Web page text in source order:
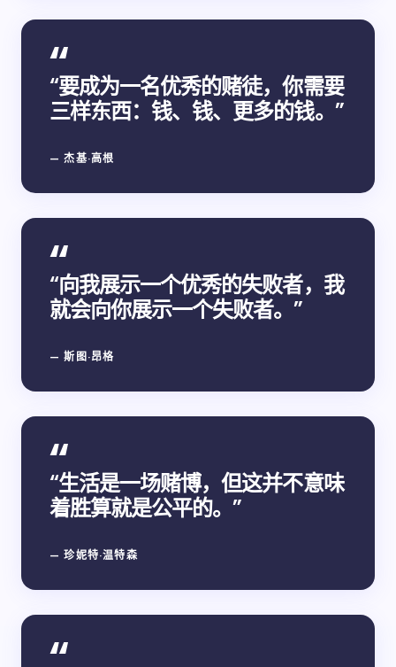
“要成为一名优秀的赌徒，你需要
三样东西：钱、钱、更多的钱。”
— 杰基·高根
“向我展示一个优秀的失败者，我
就会向你展示一个失败者。”
— 斯图·昂格
“生活是一场赌博，但这并不意味
着胜算就是公平的。”
— 珍妮特·温特森